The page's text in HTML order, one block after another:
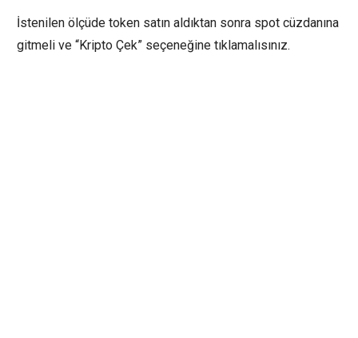
İstenilen ölçüde token satın aldıktan sonra spot cüzdanına
gitmeli ve “Kripto Çek” seçeneğine tıklamalısınız.